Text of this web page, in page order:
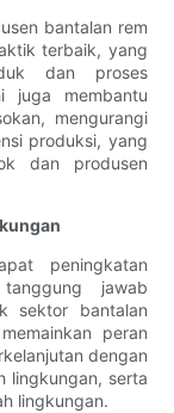
bantalan rem
terbaik, yang
dan proses
juga membantu
mengurangi
produksi, yang
dan produsen
peningkatan
jawab
sektor bantalan
peran
dengan
lingkungan, serta
lingkungan.